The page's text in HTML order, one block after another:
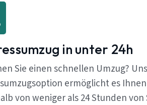
in unter 24h
Sie einen schnellen Umzug?
ermöglicht es
von weniger als 24 Stunden von